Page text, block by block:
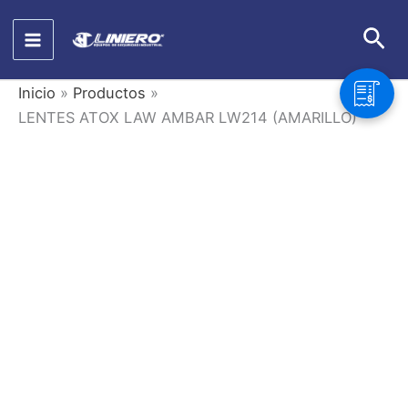
contenido
Inicio
Productos
LENTES ATOX LAW AMBAR LW214 (AMARILLO)